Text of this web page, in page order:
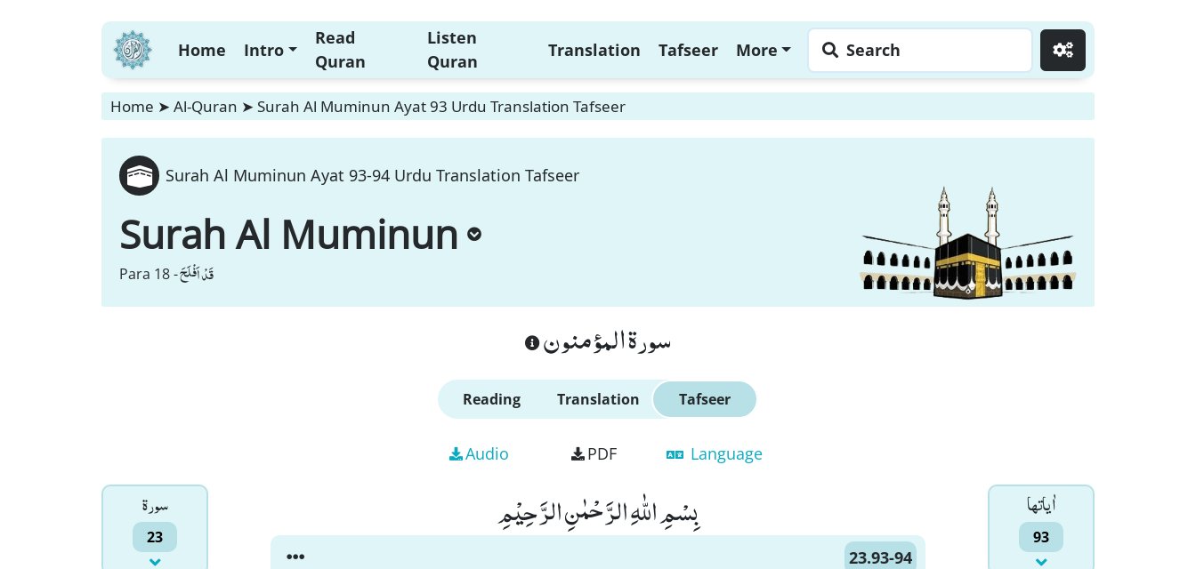
Home Intro
Read
Quran
Listen
Quran
Translation Tafseer More Search
Home ➤ Al-Quran ➤ Surah Al Muminun Ayat 93 Urdu Translation Tafseer
Surah Al Muminun Ayat 93-94 Urdu Translation Tafseer
Surah Al Muminun
Para 18 -قَدْ اَفْلَحَ
سورة المؤمنون
Reading Translation Tafseer
Audio PDF Language
سورۃ
23
اٰياتها
93
بِسْمِ اللّٰهِ الرَّحْمٰنِ الرَّحِیْمِ
23.93-94